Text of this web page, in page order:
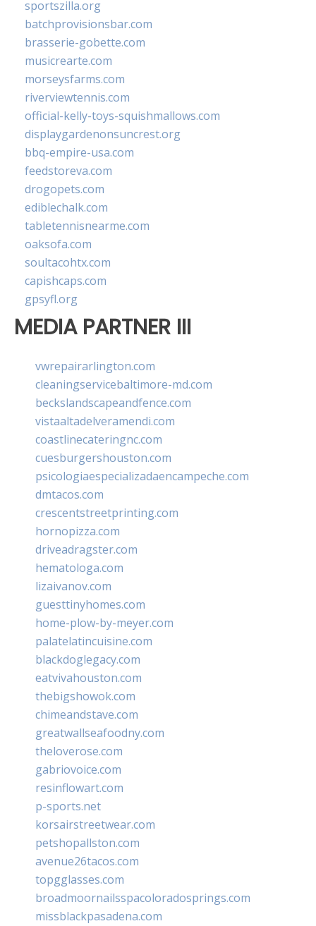
sportszilla.org
batchprovisionsbar.com
brasserie-gobette.com
musicrearte.com
morseysfarms.com
riverviewtennis.com
official-kelly-toys-squishmallows.com
displaygardenonsuncrest.org
bbq-empire-usa.com
feedstoreva.com
drogopets.com
ediblechalk.com
tabletennisnearme.com
oaksofa.com
soultacohtx.com
capishcaps.com
gpsyfl.org
MEDIA PARTNER III
vwrepairarlington.com
cleaningservicebaltimore-md.com
beckslandscapeandfence.com
vistaaltadelveramendi.com
coastlinecateringnc.com
cuesburgershouston.com
psicologiaespecializadaencampeche.com
dmtacos.com
crescentstreetprinting.com
hornopizza.com
driveadragster.com
hematologa.com
lizaivanov.com
guesttinyhomes.com
home-plow-by-meyer.com
palatelatincuisine.com
blackdoglegacy.com
eatvivahouston.com
thebigshowok.com
chimeandstave.com
greatwallseafoodny.com
theloverose.com
gabriovoice.com
resinflowart.com
p-sports.net
korsairstreetwear.com
petshopallston.com
avenue26tacos.com
topgglasses.com
broadmoornailsspacoloradosprings.com
missblackpasadena.com